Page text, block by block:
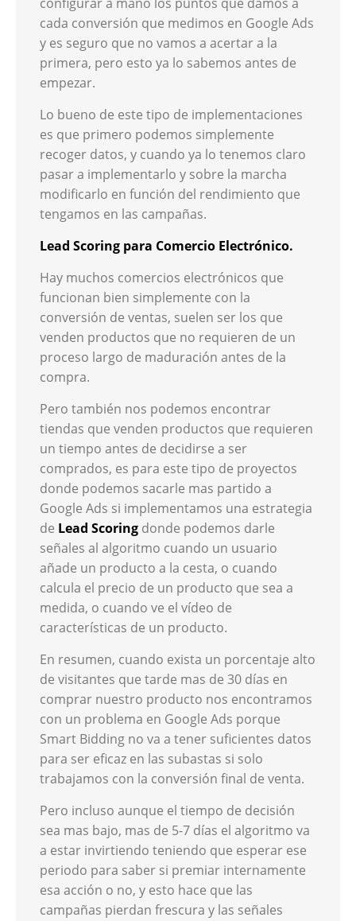
cada conversión que medimos en Google Ads
y es seguro que no vamos a acertar a la
primera, pero esto ya lo sabemos antes de
empezar.
Lo bueno de este tipo de implementaciones
es que primero podemos simplemente
recoger datos, y cuando ya lo tenemos claro
pasar a implementarlo y sobre la marcha
modificarlo en función del rendimiento que
tengamos en las campañas.
Lead Scoring para Comercio Electrónico.
Hay muchos comercios electrónicos que
funcionan bien simplemente con la
conversión de ventas, suelen ser los que
venden productos que no requieren de un
proceso largo de maduración antes de la
compra.
Pero también nos podemos encontrar
tiendas que venden productos que requieren
un tiempo antes de decidirse a ser
comprados, es para este tipo de proyectos
donde podemos sacarle mas partido a
Google Ads si implementamos una estrategia
de Lead Scoring donde podemos darle
señales al algoritmo cuando un usuario
añade un producto a la cesta, o cuando
calcula el precio de un producto que sea a
medida, o cuando ve el vídeo de
características de un producto.
En resumen, cuando exista un porcentaje alto
de visitantes que tarde mas de 30 días en
comprar nuestro producto nos encontramos
con un problema en Google Ads porque
Smart Bidding no va a tener suficientes datos
para ser eficaz en las subastas si solo
trabajamos con la conversión final de venta.
Pero incluso aunque el tiempo de decisión
sea mas bajo, mas de 5-7 días el algoritmo va
a estar invirtiendo teniendo que esperar ese
periodo para saber si premiar internamente
esa acción o no, y esto hace que las
campañas pierdan frescura y las señales